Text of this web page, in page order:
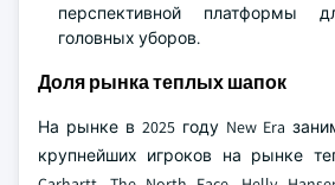
перспективной платформы
головных уборов.
Доля рынка теплых шапок
На рынке в 2025 году New Era
крупнейших игроков на рынке